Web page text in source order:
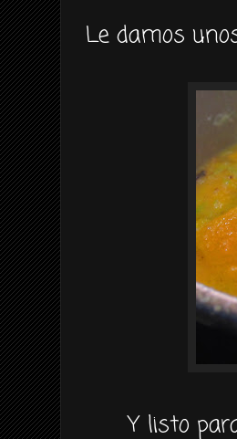
Le damos
Y listo